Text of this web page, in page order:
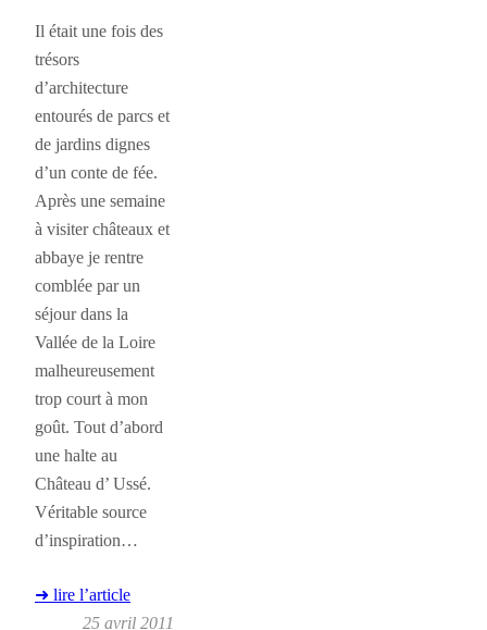
Il était une fois des
trésors
d’architecture
entourés de parcs et
de jardins dignes
d’un conte de fée.
Après une semaine
à visiter châteaux et
abbaye je rentre
comblée par un
séjour dans la
Vallée de la Loire
malheureusement
trop court à mon
goût. Tout d’abord
une halte au
Château d’ Ussé.
Véritable source
d’inspiration…
➜ lire l’article
25 avril 2011